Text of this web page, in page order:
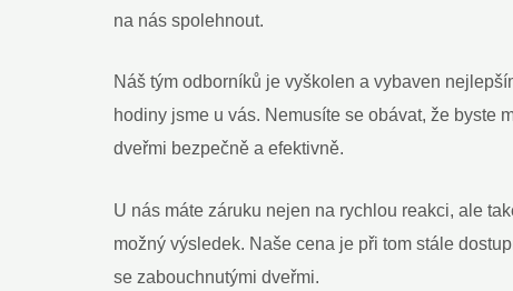
na nás spolehnout.
Náš tým odborníků je vyškolen a vybaven
hodiny jsme u vás. Nemusíte se obávat, že byste
dveřmi bezpečně a efektivně.
U nás máte záruku nejen na rychlou reakci, ale
možný výsledek. Naše cena je při tom stále
se zabouchnutými dveřmi.